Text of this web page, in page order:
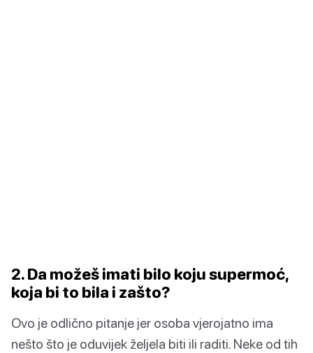
2. Da možeš imati bilo koju supermoć,
koja bi to bila i zašto?
Ovo je odlično pitanje jer osoba vjerojatno ima
nešto što je oduvijek željela biti ili raditi. Neke od tih